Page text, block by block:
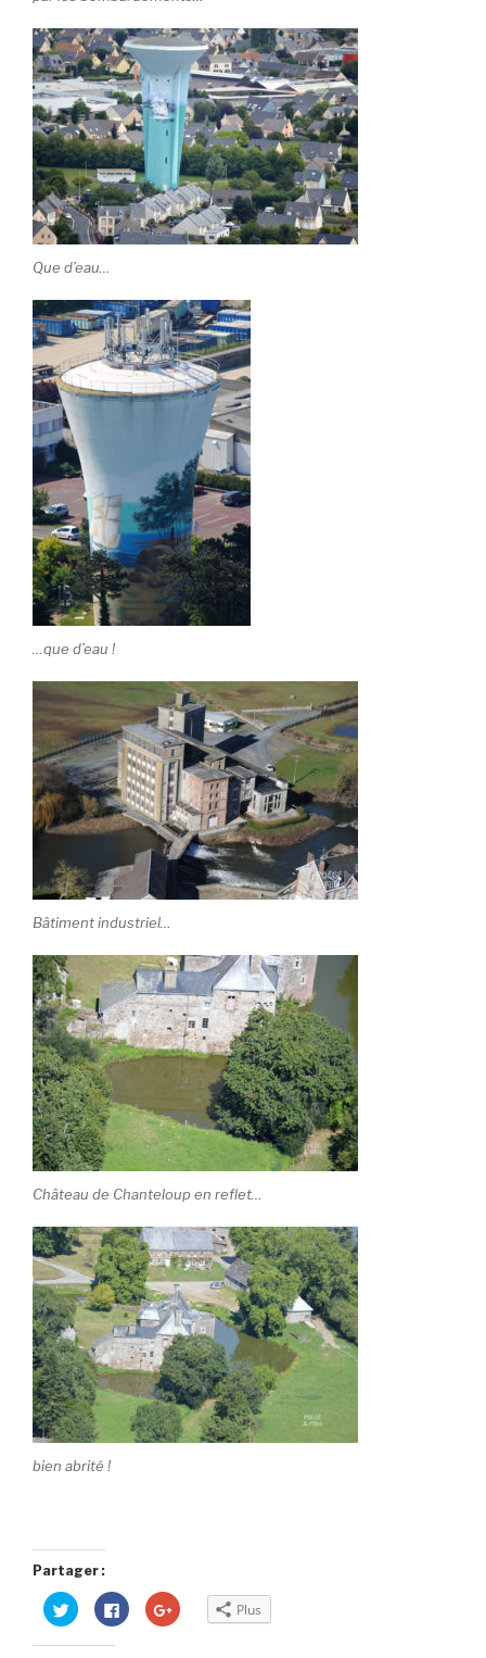
Que d’eau…
…que d’eau !
Bâtiment industriel…
Château de Chanteloup en reflet…
bien abrité !
Partager :
C
l
q
C
l
C
l Plus